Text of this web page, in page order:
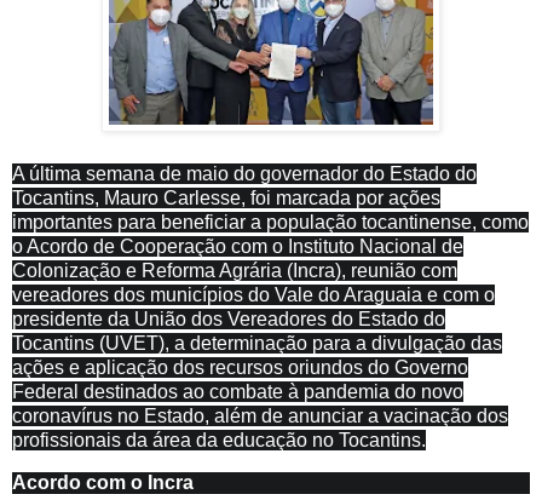
A última semana de maio do governador do Estado do
Tocantins, Mauro Carlesse, foi marcada por ações
importantes para beneficiar a população tocantinense, como
o Acordo de Cooperação com o Instituto Nacional de
Colonização e Reforma Agrária (Incra), reunião com
vereadores dos municípios do Vale do Araguaia e com o
presidente da União dos Vereadores do Estado do
Tocantins (UVET), a determinação para a divulgação das
ações e aplicação dos recursos oriundos do Governo
Federal destinados ao combate à pandemia do novo
coronavírus no Estado, além de anunciar a vacinação dos
profissionais da área da educação no Tocantins.
Acordo com o Incra